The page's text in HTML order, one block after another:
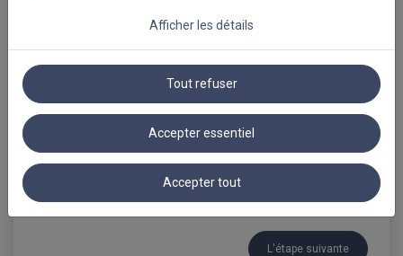
Afficher les détails
Tout refuser
Accepter essentiel
Accepter tout
Loading...
Référence
L'étape suivante